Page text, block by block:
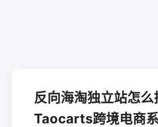
反向海淘独立站怎么
Taocarts跨境电商